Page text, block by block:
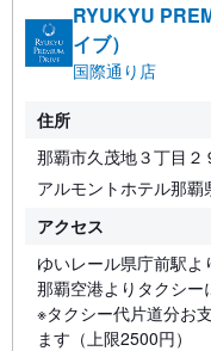
RYUKYU
イブ）
国際通り店
住所
那覇市久茂地３丁目２
アルモントホテル那覇
アクセス
ゆいレール県庁前駅
那覇空港よりタクシ
※タクシー代片道分お
ます（上限2500円）